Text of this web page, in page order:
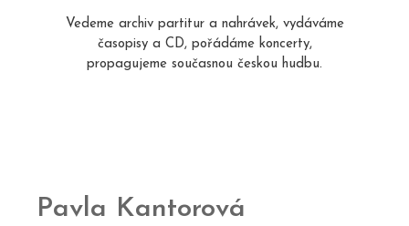
Vedeme archiv partitur a nahrávek, vydáváme
časopisy a CD, pořádáme koncerty,
propagujeme současnou českou hudbu.
Pavla Kantorová